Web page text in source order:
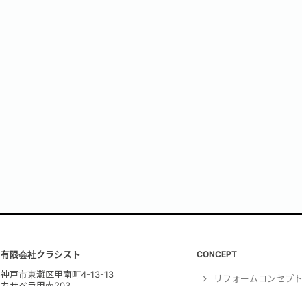
有限会社クラシスト
神戸市東灘区甲南町4-13-13
CONCEPT
リフォームコンセプト